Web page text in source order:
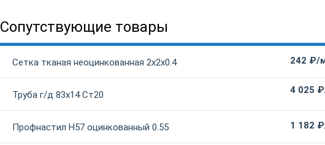
Сопутствующие товары
Сетка тканая неоцинкованная 2х2х0.4 242 ₽/
Труба г/д 83х14 Ст20 4 025
Профнастил Н57 оцинкованный 0.55 1 182